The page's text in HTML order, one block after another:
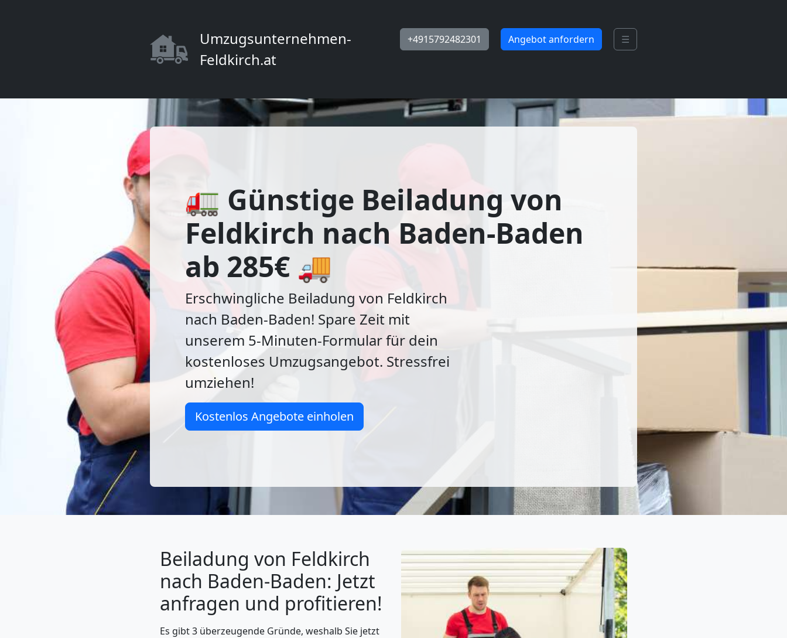
Umzugsunternehmen-
Feldkirch.at
+4915792482301 Angebot anfordern ☰
🚛 Günstige Beiladung von
Feldkirch nach Baden-Baden
ab 285€ 🚚
Erschwingliche Beiladung von Feldkirch
nach Baden-Baden! Spare Zeit mit
unserem 5-Minuten-Formular für dein
kostenloses Umzugsangebot. Stressfrei
umziehen!
Kostenlos Angebote einholen
Beiladung von Feldkirch
nach Baden-Baden: Jetzt
anfragen und profitieren!
Es gibt 3 überzeugende Gründe, weshalb Sie jetzt